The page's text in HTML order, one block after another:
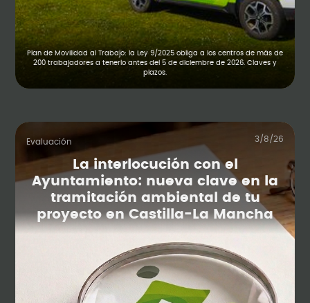
Plan de Movilidad al Trabajo: la Ley 9/2025 obliga a los centros de más de
200 trabajadores a tenerlo antes del 5 de diciembre de 2026. Claves y
plazos.
Evaluación 3/8/26
La interlocución con el
Ayuntamiento: nueva clave en la
tramitación ambiental de tu
proyecto en Castilla-La Mancha